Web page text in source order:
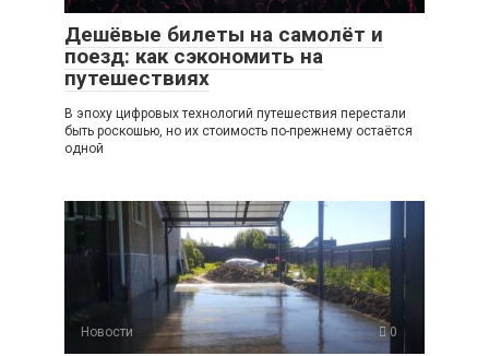
Дешёвые билеты на самолёт и
поезд: как сэкономить на
путешествиях
В эпоху цифровых технологий путешествия перестали
быть роскошью, но их стоимость по-прежнему остаётся
одной
Новости 0